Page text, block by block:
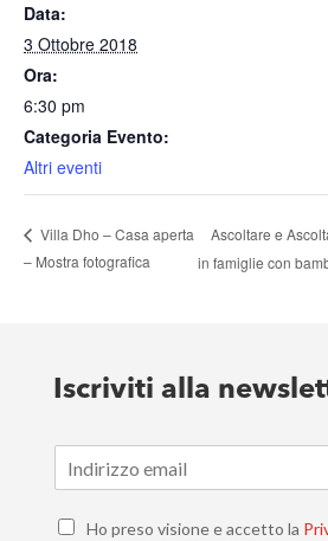
Data:
3 Ottobre 2018
Ora:
6:30 pm
Categoria Evento:
Altri eventi
Villa Dho – Casa aperta
– Mostra fotografica
Ascoltare e
in famiglie con
Iscriviti alla
m
C
Ho preso visione e accetto la